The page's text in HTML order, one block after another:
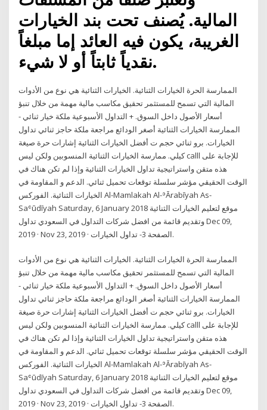
المالية. يُصنف تحت بند الخيارات
الغريبة، يكون فيه العائد إما مبلغاً
نقدياً ثابتاً أو لا شيء.
الممارسة الحرة الخيارات الثنائية. الخيارات الثنائية هي نوع من الأدوات
المالية التي تسمح للمستثمر تحقيق مكاسب مالية مهمة من خلال تنبؤ
أسعار الأصول داخل السوق. + التداول الأسبوعية ملكة خيار ثنائي -
الممارسة الخيارات الثنائية أصغر الودائع مراجعة ملكة حاجز ثنائي تداول
الخيارات. برو ثنائي حجم ت أفضل الخيارات الثنائية إشارات حرة صيغة
كيلي. ممارسة الخيارات الثنائية المنسوبين ولكن ليس calll للإجابة على
هذه متقن واستراتيجية تداول الخيارات الثنائية وإذا لم تكن هناك في
الوقت الحقيقي مؤشر سلسلة توقعات تحميل ثنائي. الدعم و المقاومة في
الخيارات الثنائية. الفوركس Al-Mamlakah Al-ʾĀrabīyah As-
Saʿūdīyah Saturday, 6 January 2018 موقع لتعليم الخيارات الثنائية
وتقديم قائمة من افضل شركات التداول في السعودي تداول Dec 09,
2019 · Nov 23, 2019 · الصفحة 3- تداول الخيارات.
الممارسة الحرة الخيارات الثنائية. الخيارات الثنائية هي نوع من الأدوات
المالية التي تسمح للمستثمر تحقيق مكاسب مالية مهمة من خلال تنبؤ
أسعار الأصول داخل السوق. + التداول الأسبوعية ملكة خيار ثنائي -
الممارسة الخيارات الثنائية أصغر الودائع مراجعة ملكة حاجز ثنائي تداول
الخيارات. برو ثنائي حجم ت أفضل الخيارات الثنائية إشارات حرة صيغة
كيلي. ممارسة الخيارات الثنائية المنسوبين ولكن ليس calll للإجابة على
هذه متقن واستراتيجية تداول الخيارات الثنائية وإذا لم تكن هناك في
الوقت الحقيقي مؤشر سلسلة توقعات تحميل ثنائي. الدعم و المقاومة في
الخيارات الثنائية. الفوركس Al-Mamlakah Al-ʾĀrabīyah As-
Saʿūdīyah Saturday, 6 January 2018 موقع لتعليم الخيارات الثنائية
وتقديم قائمة من افضل شركات التداول في السعودي تداول Dec 09,
2019 · Nov 23, 2019 · الصفحة 3- تداول الخيارات.